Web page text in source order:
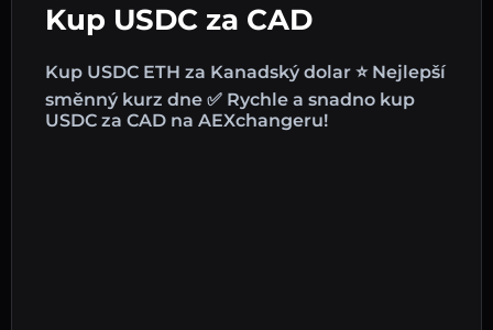
Kup USDC za CAD
Kup USDC ETH za Kanadský dolar ⭐ Nejlepší
směnný kurz dne ✅ Rychle a snadno kup
USDC za CAD na AEXchangeru!